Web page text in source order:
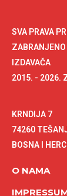
SVA PRAVA
IZDAVAČA
2015. - 2026.
KRNDIJA 7
74260
BOSNA I
O NAMA